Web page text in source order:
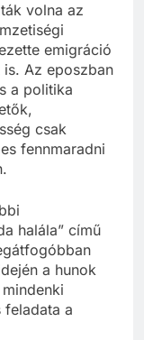
volna az
emigráció
is. Az eposzban
a politika
csak
fennmaradni
halála” című
a hunok
feladata a